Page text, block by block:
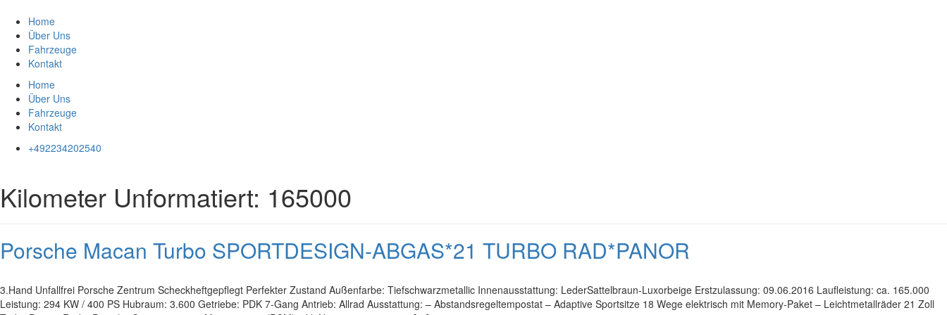
Inhalt
springen
Home
Über Uns
Fahrzeuge
Kontakt
Home
Über Uns
Fahrzeuge
Kontakt
+492234202540
Kilometer Unformatiert: 165000
Porsche Macan Turbo SPORTDESIGN-ABGAS*21 TURBO RAD*PANOR
3.Hand Unfallfrei Porsche Zentrum Scheckheftgepflegt Perfekter Zustand Außenfarbe: Tiefschwarzmetallic Innenausstattung: LederSattelbraun-Luxorbeige Erstzulassung: 09.06.2016 Laufleistung: ca. 165.000
Leistung: 294 KW / 400 PS Hubraum: 3.600 Getriebe: PDK 7-Gang Antrieb: Allrad Ausstattung: – Abstandsregeltempostat – Adaptive Sportsitze 18 Wege elektrisch mit Memory-Paket – Leichtmetallräder 21 Zoll